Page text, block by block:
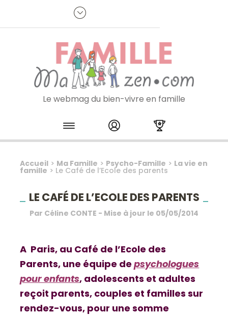
Je m'inscris à la newsletter
Le webmag du bien-vivre en famille
Skip to content
Accueil > Ma Famille > Psycho-Famille > La vie en
famille > Le Café de l’Ecole des parents
LE CAFÉ DE L’ECOLE DES PARENTS
Par Céline CONTE - Mise à jour le 05/05/2014
A Paris, au Café de l’Ecole des
Parents, une équipe depsychologues
pour enfants, adolescents et adultes
reçoit parents, couples et familles sur
rendez-vous, pour une somme
Panneau de gestion des cookies